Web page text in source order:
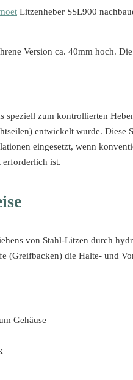
Litzenheber SSL900
Version ca. 40mm hoch.
speziell zum kontrollierten
entwickelt wurde. Diese
eingesetzt, wenn
erforderlich ist.
von Stahl-Litzen durch
(Greifbacken) die Halte- und
Gehäuse